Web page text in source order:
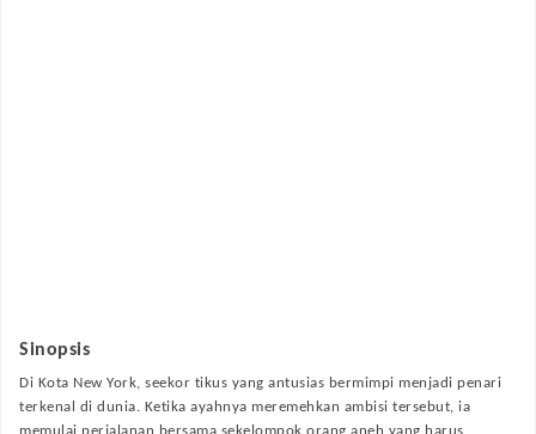
Sinopsis
Di Kota New York, seekor tikus yang antusias bermimpi menjadi penari
terkenal di dunia. Ketika ayahnya meremehkan ambisi tersebut, ia